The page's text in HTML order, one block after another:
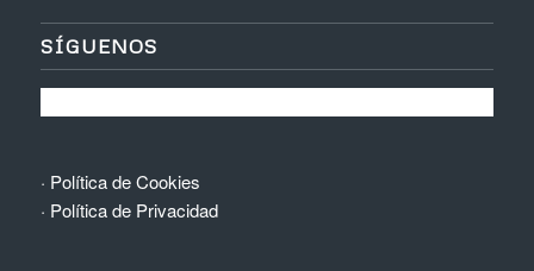
SÍGUENOS
· Política de Cookies
· Política de Privacidad